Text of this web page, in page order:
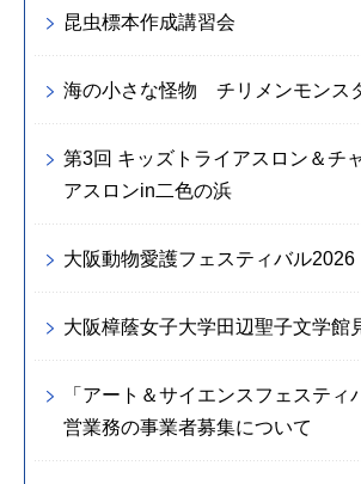
昆虫標本作成講習会
海の小さな怪物 チリメンモンス
第3回 キッズトライアスロン＆チ
アスロンin二色の浜
大阪動物愛護フェスティバル2026
大阪樟蔭女子大学田辺聖子文学館
「アート＆サイエンスフェスティ
営業務の事業者募集について